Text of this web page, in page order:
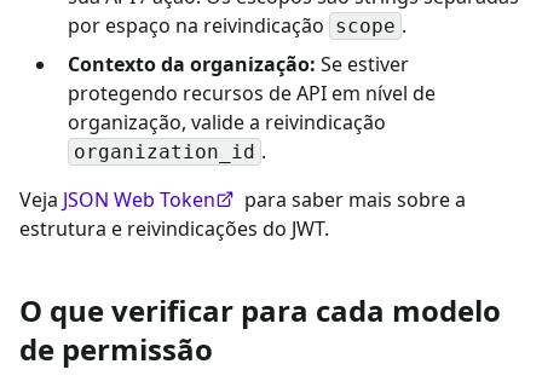
por espaço na reivindicação scope .
Contexto da organização: Se estiver
protegendo recursos de API em nível de
organização, valide a reivindicação
organization_id .
Veja JSON Web Token
para saber mais sobre a
estrutura e reivindicações do JWT.
O que verificar para cada modelo
de permissão